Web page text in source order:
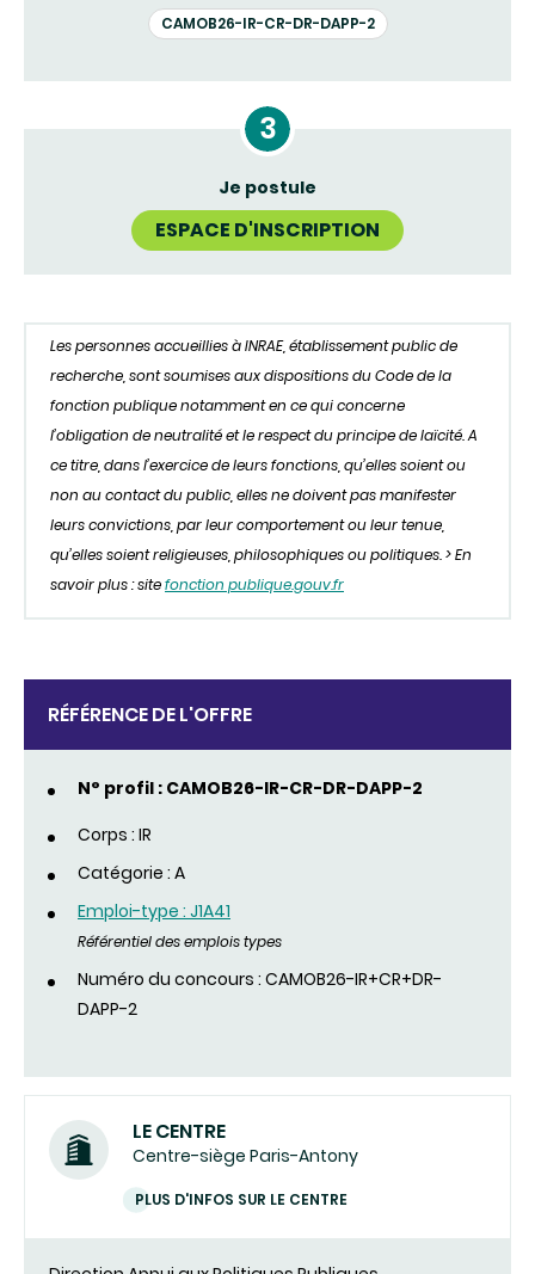
CAMOB26-IR-CR-DR-DAPP-2
Je postule
ESPACE D'INSCRIPTION
Les personnes accueillies à INRAE, établissement public de
recherche, sont soumises aux dispositions du Code de la
fonction publique notamment en ce qui concerne
l’obligation de neutralité et le respect du principe de laïcité. A
ce titre, dans l’exercice de leurs fonctions, qu’elles soient ou
non au contact du public, elles ne doivent pas manifester
leurs convictions, par leur comportement ou leur tenue,
qu’elles soient religieuses, philosophiques ou politiques. > En
savoir plus : sitefonction publique.gouv.fr
RÉFÉRENCE DE L'OFFRE
N° profil : CAMOB26-IR-CR-DR-DAPP-2
Corps : IR
Catégorie : A
Emploi-type : J1A41
Référentiel des emplois types
Numéro du concours : CAMOB26-IR+CR+DR-
DAPP-2
LE CENTRE
Centre-siège Paris-Antony
PLUS D'INFOS SUR LE CENTRE